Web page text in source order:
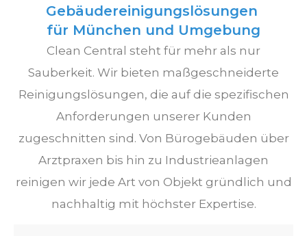
Gebäudereinigungslösungen
für München und Umgebung
Clean Central steht für mehr als nur
Sauberkeit. Wir bieten maßgeschneiderte
Reinigungslösungen, die auf die spezifischen
Anforderungen unserer Kunden
zugeschnitten sind. Von Bürogebäuden über
Arztpraxen bis hin zu Industrieanlagen
reinigen wir jede Art von Objekt gründlich und
nachhaltig mit höchster Expertise.